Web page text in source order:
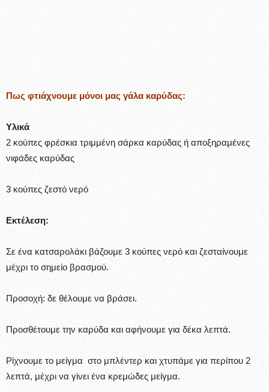
Πως φτιάχνουμε μόνοι μας γάλα καρύδας:
Υλικά
2 κούπες φρέσκια τριμμένη σάρκα καρύδας ή αποξηραμένες
νιφάδες καρύδας
3 κούπες ζεστό νερό
Εκτέλεση:
Σε ένα κατσαρολάκι βάζουμε 3 κούπες νερό και ζεσταίνουμε
μέχρι το σημείο βρασμού.
Προσοχή: δε θέλουμε να βράσει.
Προσθέτουμε την καρύδα και αφήνουμε για δέκα λεπτά.
Ρίχνουμε το μείγμα στο μπλέντερ και χτυπάμε για περίπου 2
λεπτά, μέχρι να γίνει ένα κρεμώδες μείγμα.